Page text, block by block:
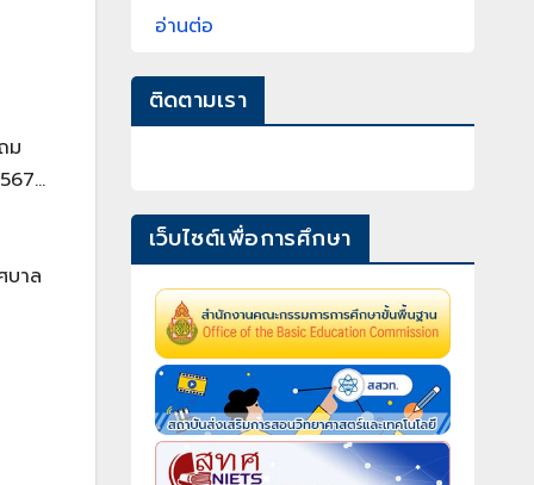
ม
บาล
อ่านต่อ
ติดตามเรา
เว็บไซต์เพื่อการศึกษา